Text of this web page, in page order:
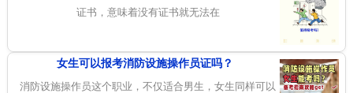
证书，意味着没有证书就无法在
女生可以报考消防设施操作员证吗？
消防设施操作员这个职业，不仅适合男生，女生同样可以